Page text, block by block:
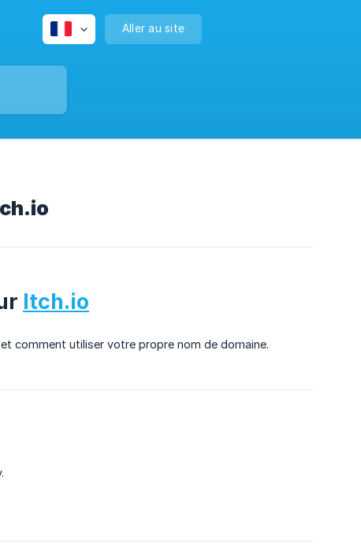
Aller au site
Itch.io
et comment utiliser votre propre nom de domaine.